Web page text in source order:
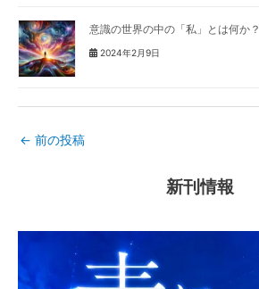
意識の世界の中の「私」とは何か？
2024年2月9日
← 前の投稿
新刊情報